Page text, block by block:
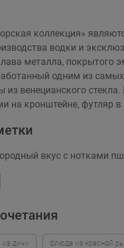
коллекция»
водки и
металла,
одним из
венецианского
кронштейне, футляр в
вкус с нотками
дичи блюда из красной